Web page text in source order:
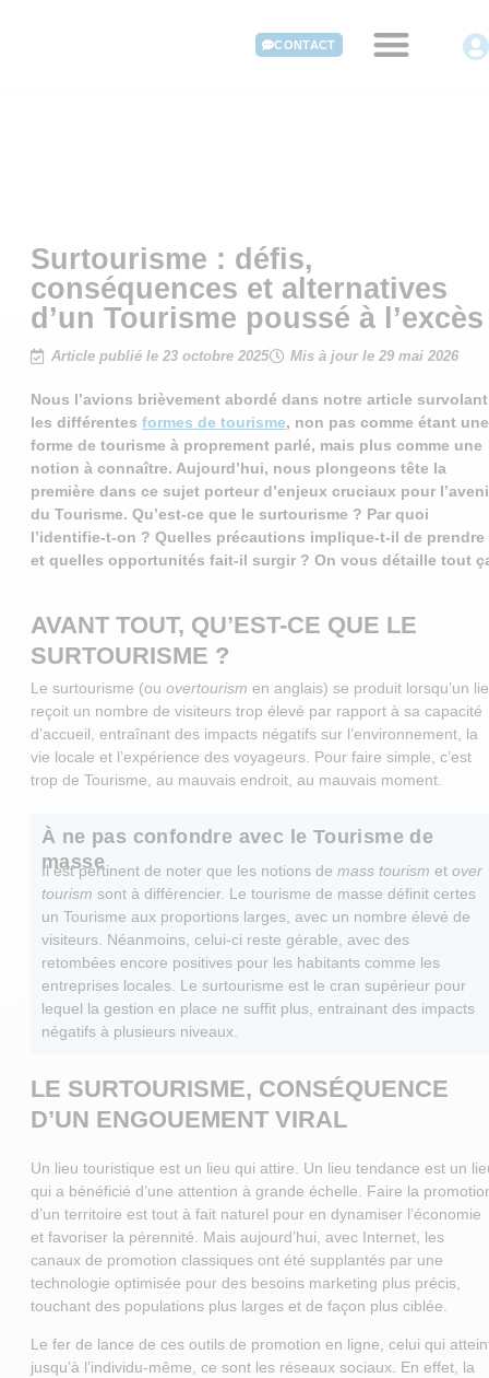
CONTACT
Surtourisme : défis,
conséquences et alternatives
d’un Tourisme poussé à l’excès
Article publié le 23 octobre 2025 Mis à jour le 29 mai 2026
Nous l’avions brièvement abordé dans notre article survolant
les différentes formes de tourisme, non pas comme étant une
forme de tourisme à proprement parlé, mais plus comme une
notion à connaître. Aujourd’hui, nous plongeons tête la
première dans ce sujet porteur d’enjeux cruciaux pour
du Tourisme. Qu’est-ce que le surtourisme ? Par quoi
l’identifie-t-on ? Quelles précautions implique-t-il de prendre
et quelles opportunités fait-il surgir ? On vous détaille tout
AVANT TOUT, QU’EST-CE QUE LE
SURTOURISME ?
Le surtourisme (ou overtourism en anglais) se produit lorsqu’un
reçoit un nombre de visiteurs trop élevé par rapport à sa capacité
d’accueil, entraînant des impacts négatifs sur l’environnement, la
vie locale et l’expérience des voyageurs. Pour faire simple, c’est
trop de Tourisme, au mauvais endroit, au mauvais moment.
À ne pas confondre avec le Tourisme de
masse
Il est pertinent de noter que les notions de mass tourism et over
tourism sont à différencier. Le tourisme de masse définit certes
un Tourisme aux proportions larges, avec un nombre élevé de
visiteurs. Néanmoins, celui-ci reste gérable, avec des
retombées encore positives pour les habitants comme les
entreprises locales. Le surtourisme est le cran supérieur pour
lequel la gestion en place ne suffit plus, entrainant des impacts
négatifs à plusieurs niveaux.
LE SURTOURISME, CONSÉQUENCE
D’UN ENGOUEMENT VIRAL
Un lieu touristique est un lieu qui attire. Un lieu tendance est un
qui a bénéficié d’une attention à grande échelle. Faire la
d’un territoire est tout à fait naturel pour en dynamiser l’économie
et favoriser la pérennité. Mais aujourd’hui, avec Internet, les
canaux de promotion classiques ont été supplantés par une
technologie optimisée pour des besoins marketing plus précis,
touchant des populations plus larges et de façon plus ciblée.
Le fer de lance de ces outils de promotion en ligne, celui qui
jusqu’à l’individu-même, ce sont les réseaux sociaux. En effet, la